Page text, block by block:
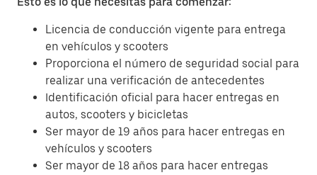
Licencia de conducción vigente para entrega
en vehículos y scooters
Proporciona el número de seguridad social para
realizar una verificación de antecedentes
Identificación oficial para hacer entregas en
autos, scooters y bicicletas
Ser mayor de 19 años para hacer entregas en
vehículos y scooters
Ser mayor de 18 años para hacer entregas